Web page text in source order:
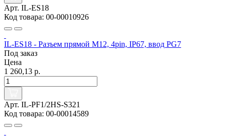
Арт. IL-ES18
Код товара: 00-00010926
IL-ES18 - Разъем прямой M12, 4pin, IP67, ввод PG7
Под заказ
Цена
1 260,13 р.
Арт. IL-PF1/2HS-S321
Код товара: 00-00014589